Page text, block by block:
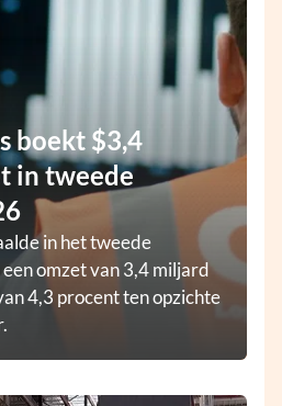
boekt $3,4
in tweede
in het tweede
omzet van 3,4 miljard
4,3 procent ten opzichte